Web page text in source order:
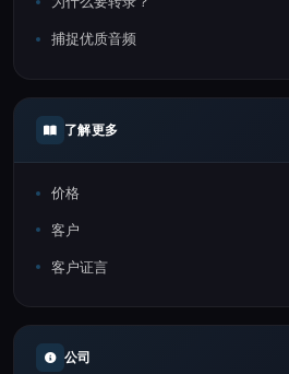
捕捉优质音频
了解更多
价格
客户
客户证言
公司